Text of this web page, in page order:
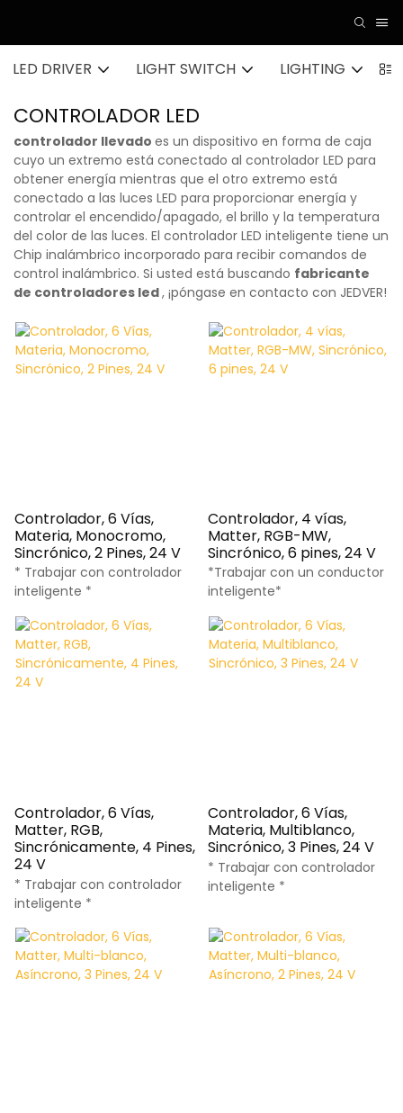
LED DRIVER LIGHT SWITCH LIGHTING
CONTROLADOR LED
controlador llevado es un dispositivo en forma de caja
cuyo un extremo está conectado al controlador LED para
obtener energía mientras que el otro extremo está
conectado a las luces LED para proporcionar energía y
controlar el encendido/apagado, el brillo y la temperatura
del color de las luces. El controlador LED inteligente tiene un
Chip inalámbrico incorporado para recibir comandos de
control inalámbrico. Si usted está buscando fabricante
de controladores led, ¡póngase en contacto con JEDVER!
Controlador, 6 Vías,
Materia, Monocromo,
Sincrónico, 2 Pines, 24 V
* Trabajar con controlador
inteligente *
Controlador, 4 vías,
Matter, RGB-MW,
Sincrónico, 6 pines, 24 V
*Trabajar con un conductor
inteligente*
Controlador, 6 Vías,
Matter, RGB,
Sincrónicamente, 4 Pines,
24 V
* Trabajar con controlador
inteligente *
Controlador, 6 Vías,
Materia, Multiblanco,
Sincrónico, 3 Pines, 24 V
* Trabajar con controlador
inteligente *